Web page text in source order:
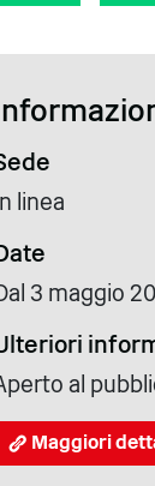
linea
3 maggio
al
Maggiori